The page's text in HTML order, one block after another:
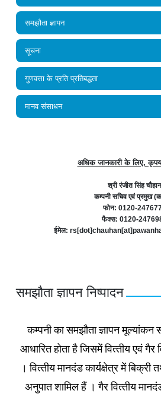
समझौता ज्ञापन
सूचना
गुणवत्ता के प्रति प्रतिबद्धता
मानव संसाधन
अधिक जानकारी के लिए,
श्री रंजीत सिंह चौहान
कम्‍पनी सचिव एवं प्रमुख
फोन: 0120-
फैक्स: 0120-
ईमेल:
समझौता ज्ञापन निष्‍पादन
कम्‍पनी का समझौता ज्ञापन मूल्‍यांकन
आधारित होता है जिसमें वित्‍तीय एवं गैर
। वित्‍तीय मानदंड कार्यक्षेत्र में
अनुपात शामिल हैं । गैर वित्‍तीय